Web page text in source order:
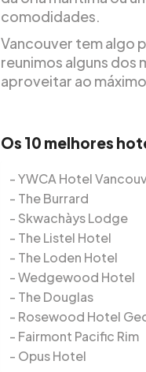
comodidades.
Vancouver tem algo
reunimos alguns dos
aproveitar ao
Os 10 melhores
YWCA Hotel
The Burrard
Skwachàys Lodge
The Listel Hotel
The Loden Hotel
Wedgewood Hotel
The Douglas
Rosewood Hotel
Fairmont Pacific Rim
Opus Hotel